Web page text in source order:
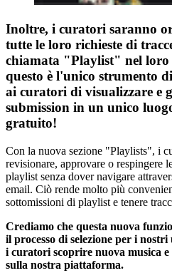
Inoltre, i curatori saranno
tutte le loro richieste di
chiamata "Playlist" nel
questo è l'unico strumento
ai curatori di visualizzare e
submission in un unico
gratuito!
Con la nuova sezione "Playlists", i
revisionare, approvare o respingere
playlist senza dover navigare
email. Ciò rende molto più
sottomissioni di playlist e tenere
Crediamo che questa nuova
il processo di selezione per i
i curatori scoprire nuova musica
sulla nostra piattaforma.